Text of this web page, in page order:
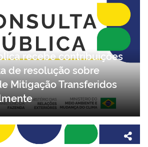
recebe contribuições
de resolução sobre
Mitigação Transferidos